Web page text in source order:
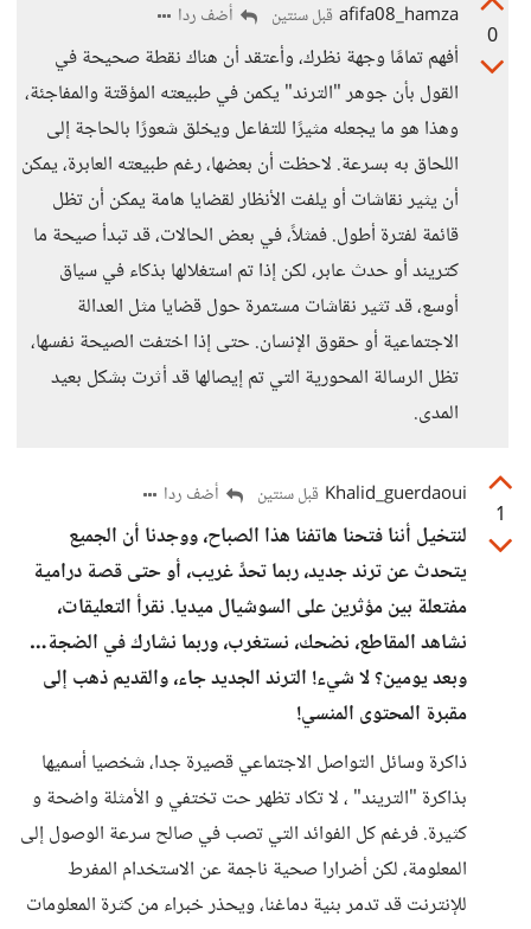
0
afifa08_hamza قبل سنتين أضف ردا
أفهم تمامًا وجهة نظرك، وأعتقد أن هناك نقطة صحيحة في
القول بأن جوهر "الترند" يكمن في طبيعته المؤقتة والمفاجئة،
وهذا هو ما يجعله مثيرًا للتفاعل ويخلق شعورًا بالحاجة إلى
اللحاق به بسرعة. لاحظت أن بعضها، رغم طبيعته العابرة، يمكن
أن يثير نقاشات أو يلفت الأنظار لقضايا هامة يمكن أن تظل
قائمة لفترة أطول. فمثلاً، في بعض الحالات، قد تبدأ صيحة ما
كتريند أو حدث عابر، لكن إذا تم استغلالها بذكاء في سياق
أوسع، قد تثير نقاشات مستمرة حول قضايا مثل العدالة
الاجتماعية أو حقوق الإنسان. حتى إذا اختفت الصيحة نفسها،
تظل الرسالة المحورية التي تم إيصالها قد أثرت بشكل بعيد
المدى.
1
Khalid_guerdaoui قبل سنتين أضف ردا
لنتخيل أننا فتحنا هاتفنا هذا الصباح، ووجدنا أن الجميع
يتحدث عن ترند جديد، ربما تحدٍّ غريب، أو حتى قصة درامية
مفتعلة بين مؤثرين على السوشيال ميديا. نقرأ التعليقات،
نشاهد المقاطع، نضحك، نستغرب، وربما نشارك في الضجة…
وبعد يومين؟ لا شيء! الترند الجديد جاء، والقديم ذهب إلى
مقبرة المحتوى المنسي!
ذاكرة وسائل التواصل الاجتماعي قصيرة جدا، شخصيا أسميها
بذاكرة "التريند" ، لا تكاد تظهر حت تختفي و الأمثلة واضحة و
كثيرة. فرغم كل الفوائد التي تصب في صالح سرعة الوصول إلى
المعلومة، لكن أضرارا صحية ناجمة عن الاستخدام المفرط
للإنترنت قد تدمر بنية دماغنا، ويحذر خبراء من كثرة المعلومات